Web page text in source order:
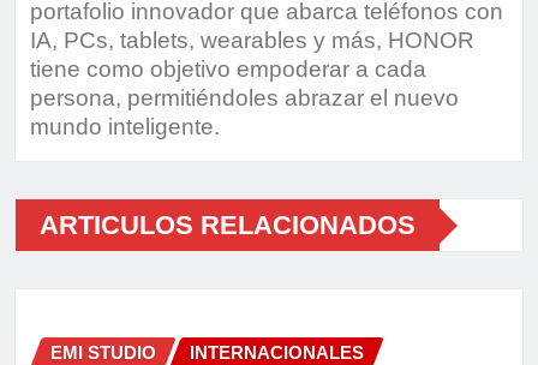
portafolio innovador que abarca teléfonos con
IA, PCs, tablets, wearables y más, HONOR
tiene como objetivo empoderar a cada
persona, permitiéndoles abrazar el nuevo
mundo inteligente.
ARTICULOS RELACIONADOS
EMI STUDIO INTERNACIONALES